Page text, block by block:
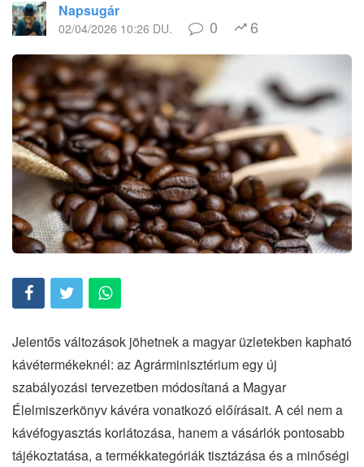
Napsugár
02/04/2026 10:26 DU. 0 6
Jelentős változások jöhetnek a magyar üzletekben kapható
kávétermékeknél: az Agrárminisztérium egy új
szabályozási tervezetben módosítaná a Magyar
Élelmiszerkönyv kávéra vonatkozó előírásait. A cél nem a
kávéfogyasztás korlátozása, hanem a vásárlók pontosabb
tájékoztatása, a termékkategóriák tisztázása és a minőségi